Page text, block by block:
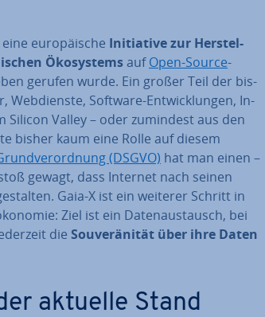
eu­ro­päi­sche In­itia­ti­ve zur Her­stel­
Öko­sys­temsaufOpen-Source-
gerufen wurde. Ein großer Teil der bis­
Web­diens­te, Software-Ent­wick­lun­gen, In­
Valley – oder zumindest aus den
bisher kaum eine Rolle auf diesem
(DSGVO) hat man einen –
gewagt, dass Internet nach seinen
Gaia-X ist ein weiterer Schritt in
Ziel ist ein Da­ten­aus­tausch, bei
die Sou­ve­rä­ni­tät über ihre Daten
aktuelle Stand